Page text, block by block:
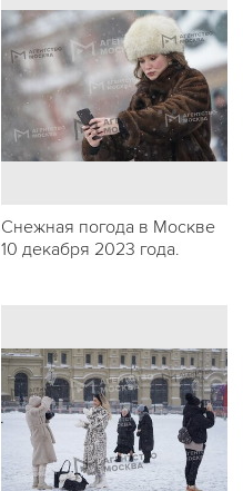
Снежная погода в Москве
10 декабря 2023 года.